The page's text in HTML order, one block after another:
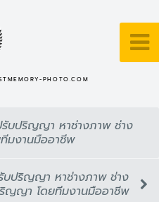
PHOTO.COM
บปริญญา หาช่างภาพ ช่าง
มงานมืออาชีพ
ปริญญา หาช่างภาพ ช่าง
ญญา โดยทีมงานมืออาชีพ